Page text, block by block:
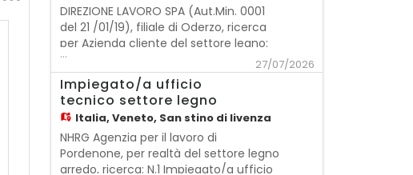
DIREZIONE LAVORO SPA (Aut.Min. 0001
del 21 /01/19), filiale di Oderzo, ricerca
per Azienda cliente del settore legno:
OPERAIO/A - 3 TURNI/CICLO CONTINUO
Mansioni: - Carico e scarico manuale
della linea - Controllo qualità -
Imballaggio Requisiti richiesti: -
Diploma o qualifica professionale ad
...
27/07/2026
Impiegato/a ufficio
tecnico settore legno
Italia, Veneto, San stino di livenza
NHRG Agenzia per il lavoro di
Pordenone, per realtà del settore legno
arredo, ricerca: N.1 Impiegato/a ufficio